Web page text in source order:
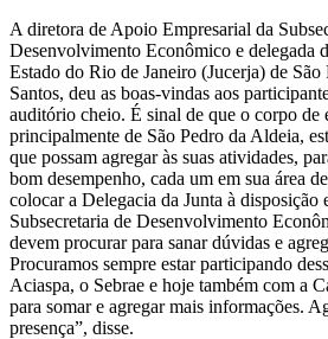
A diretora de Apoio Empresarial da
Desenvolvimento Econômico e delegada
Estado do Rio de Janeiro (Jucerja) de
Santos, deu as boas-vindas aos
auditório cheio. É sinal de que o corpo de
principalmente de São Pedro da Aldeia,
que possam agregar às suas atividades,
bom desempenho, cada um em sua área
colocar a Delegacia da Junta à disposição
Subsecretaria de Desenvolvimento
devem procurar para sanar dúvidas e
Procuramos sempre estar participando
Aciaspa, o Sebrae e hoje também com a
para somar e agregar mais informações.
presença”, disse.